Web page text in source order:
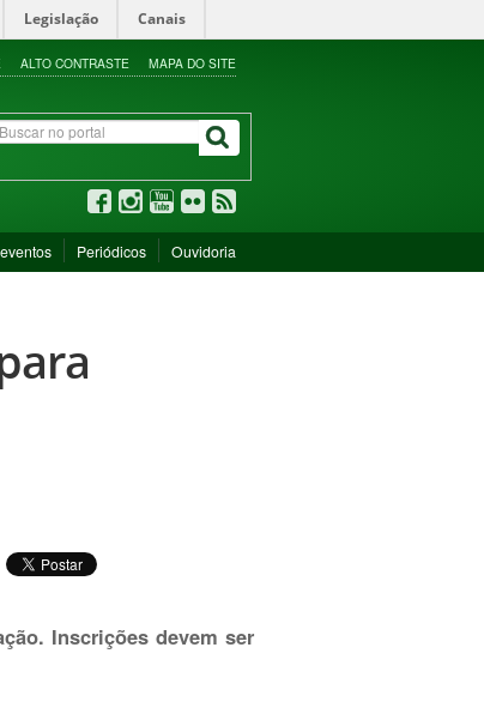
Legislação Canais
ALTO CONTRASTE MAPA DO SITE
Periódicos Ouvidoria
Inscrições devem ser